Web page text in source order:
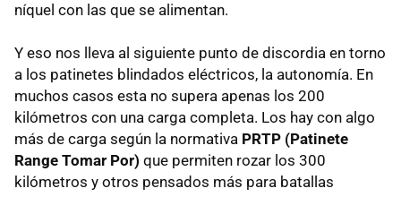
níquel con las que se alimentan.
Y eso nos lleva al siguiente punto de discordia en torno
a los patinetes blindados eléctricos, la autonomía. En
muchos casos esta no supera apenas los 200
kilómetros con una carga completa. Los hay con algo
más de carga según la normativa PRTP (Patinete
Range Tomar Por) que permiten rozar los 300
kilómetros y otros pensados más para batallas